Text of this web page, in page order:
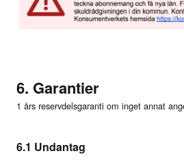
6. Garantier
1 års reservdelsgaranti om inget annat
6.1 Undantag